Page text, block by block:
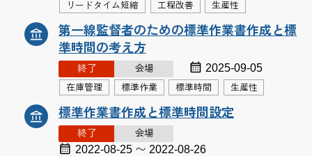
リードタイム短縮 工程改善 生産性
第一線監督者のための標準作業書作成と標
準時間の考え方
終了 会場 2025-09-05
在庫管理 標準作業 標準時間 生産性
標準作業書作成と標準時間設定
終了 会場
2022-08-25 〜 2022-08-26